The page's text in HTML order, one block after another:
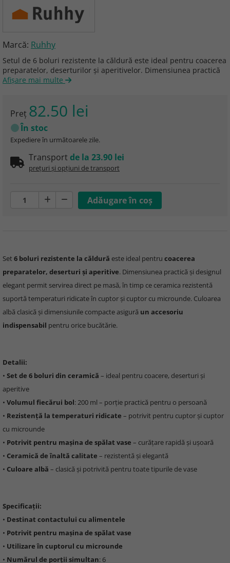
Marcă: Ruhhy
Setul de 6 boluri rezistente la căldură este ideal pentru coacerea
preparatelor, deserturilor și aperitivelor. Dimensiunea practică
Afişare mai multe
Preţ 82.50 lei
În stoc
Expediere în următoarele zile.
Transport de la 23.90 lei
prețuri și opțiuni de transport
Set 6 boluri rezistente la căldură este ideal pentru coacerea
preparatelor, deserturi și aperitive. Dimensiunea practică și designul
elegant permit servirea direct pe masă, în timp ce ceramica rezistentă
suportă temperaturi ridicate în cuptor și cuptor cu microunde. Culoarea
albă clasică și dimensiunile compacte asigură un accesoriu
indispensabil pentru orice bucătărie.
Detalii:
• Set de 6 boluri din ceramică – ideal pentru coacere, deserturi și
aperitive
• Volumul fiecărui bol: 200 ml – porție practică pentru o persoană
• Rezistență la temperaturi ridicate – potrivit pentru cuptor și cuptor
cu microunde
• Potrivit pentru mașina de spălat vase – curățare rapidă și ușoară
• Ceramică de înaltă calitate – rezistentă și elegantă
• Culoare albă – clasică și potrivită pentru toate tipurile de vase
Specificații:
• Destinat contactului cu alimentele
• Potrivit pentru mașina de spălat vase
• Utilizare în cuptorul cu microunde
• Numărul de porții simultan: 6